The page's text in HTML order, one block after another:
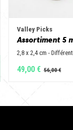
Valley Picks
2,8 x 2,4 cm -
49,00 €